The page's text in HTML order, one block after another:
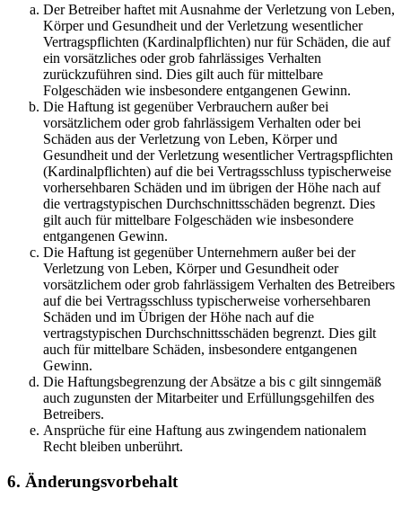
Der Betreiber haftet mit Ausnahme der Verletzung von Leben,
Körper und Gesundheit und der Verletzung wesentlicher
Vertragspflichten (Kardinalpflichten) nur für Schäden, die auf
ein vorsätzliches oder grob fahrlässiges Verhalten
zurückzuführen sind. Dies gilt auch für mittelbare
Folgeschäden wie insbesondere entgangenen Gewinn.
Die Haftung ist gegenüber Verbrauchern außer bei
vorsätzlichem oder grob fahrlässigem Verhalten oder bei
Schäden aus der Verletzung von Leben, Körper und
Gesundheit und der Verletzung wesentlicher Vertragspflichten
(Kardinalpflichten) auf die bei Vertragsschluss typischerweise
vorhersehbaren Schäden und im übrigen der Höhe nach auf
die vertragstypischen Durchschnittsschäden begrenzt. Dies
gilt auch für mittelbare Folgeschäden wie insbesondere
entgangenen Gewinn.
Die Haftung ist gegenüber Unternehmern außer bei der
Verletzung von Leben, Körper und Gesundheit oder
vorsätzlichem oder grob fahrlässigem Verhalten des Betreibers
auf die bei Vertragsschluss typischerweise vorhersehbaren
Schäden und im Übrigen der Höhe nach auf die
vertragstypischen Durchschnittsschäden begrenzt. Dies gilt
auch für mittelbare Schäden, insbesondere entgangenen
Gewinn.
Die Haftungsbegrenzung der Absätze a bis c gilt sinngemäß
auch zugunsten der Mitarbeiter und Erfüllungsgehilfen des
Betreibers.
Ansprüche für eine Haftung aus zwingendem nationalem
Recht bleiben unberührt.
6. Änderungsvorbehalt